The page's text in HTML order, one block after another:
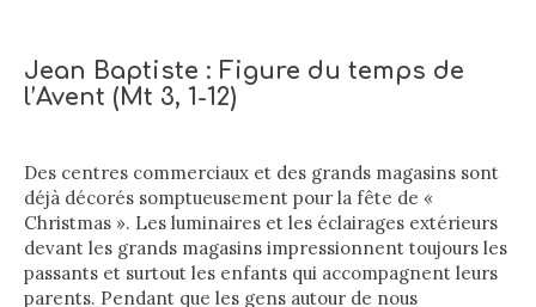
Jean Baptiste : Figure du temps de
l’Avent (Mt 3, 1-12)
Des centres commerciaux et des grands magasins sont
déjà décorés somptueusement pour la fête de «
Christmas ». Les luminaires et les éclairages extérieurs
devant les grands magasins impressionnent toujours les
passants et surtout les enfants qui accompagnent leurs
parents. Pendant que les gens autour de nous